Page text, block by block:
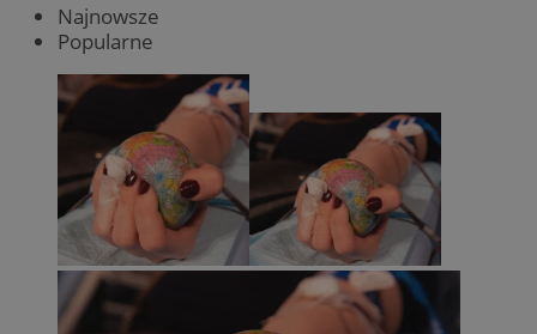
Najnowsze
Popularne